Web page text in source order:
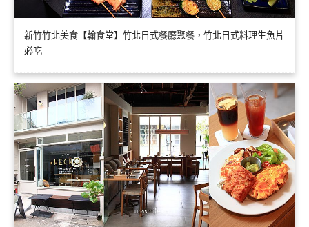
新竹竹北美食【翰食堂】竹北日式餐廳聚餐，竹北日式料理生魚片
必吃